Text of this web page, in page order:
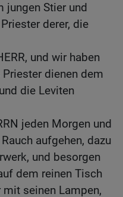
jungen Stier und
derer, die
und wir haben
dienen dem
die Leviten
jeden Morgen und
aufgehen, dazu
und besorgen
dem reinen Tisch
seinen Lampen,